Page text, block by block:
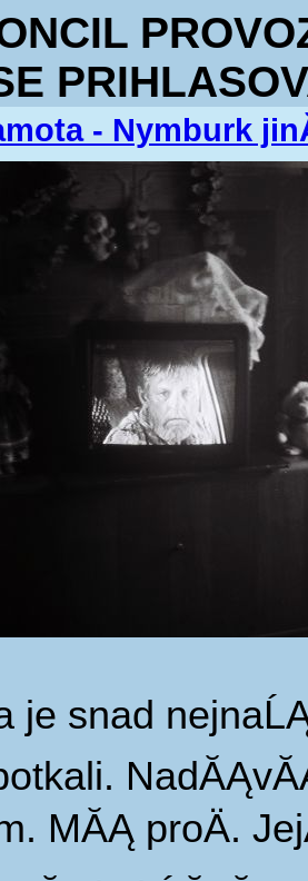
- Nymburk
je snad
MĂĄ proÄ.